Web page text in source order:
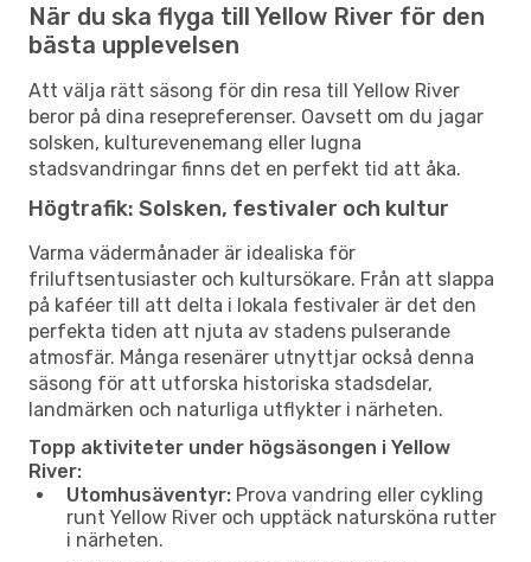
När du ska flyga till Yellow River för den
bästa upplevelsen
Att välja rätt säsong för din resa till Yellow River
beror på dina resepreferenser. Oavsett om du jagar
solsken, kulturevenemang eller lugna
stadsvandringar finns det en perfekt tid att åka.
Högtrafik: Solsken, festivaler och kultur
Varma vädermånader är idealiska för
friluftsentusiaster och kultursökare. Från att slappa
på kaféer till att delta i lokala festivaler är det den
perfekta tiden att njuta av stadens pulserande
atmosfär. Många resenärer utnyttjar också denna
säsong för att utforska historiska stadsdelar,
landmärken och naturliga utflykter i närheten.
Topp aktiviteter under högsäsongen i Yellow
River:
Utomhusäventyr: Prova vandring eller cykling
runt Yellow River och upptäck natursköna rutter
i närheten.